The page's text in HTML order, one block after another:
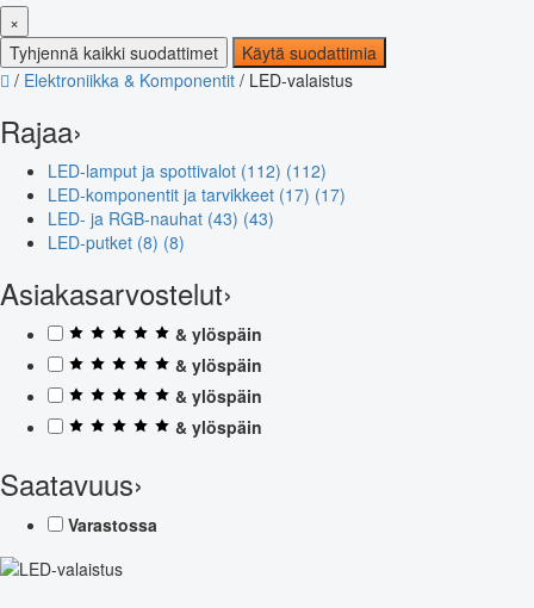
×
Tyhjennä kaikki suodattimet
Käytä suodattimia
/ Elektroniikka & Komponentit / LED-valaistus
Rajaa›
LED-lamput ja spottivalot (112) (112)
LED-komponentit ja tarvikkeet (17) (17)
LED- ja RGB-nauhat (43) (43)
LED-putket (8) (8)
Asiakasarvostelut›
& ylöspäin
& ylöspäin
& ylöspäin
& ylöspäin
Saatavuus›
Varastossa